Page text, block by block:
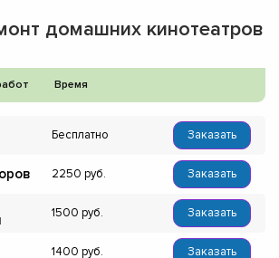
домашних кинотеатров
Время
Бесплатно Заказать
2250 Заказать
1500 Заказать
1400 Заказать